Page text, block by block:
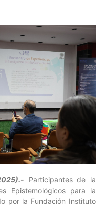
Participantes de la
Epistemológicos para la
por la Fundación Instituto